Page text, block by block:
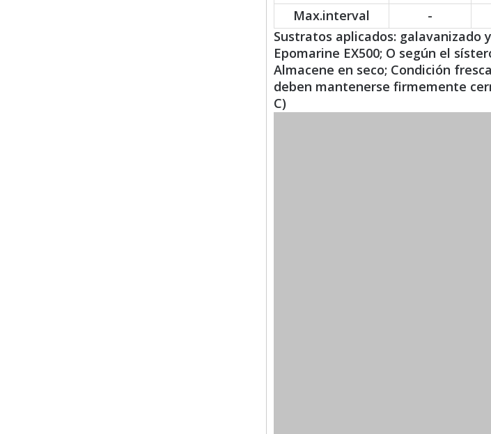
Max.interval
-
Sustratos aplicados: galavanizado
Epomarine EX500; O según el
Almacene en seco; Condición
deben mantenerse firmemente
C)